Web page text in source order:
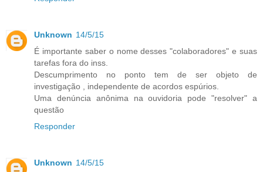
Unknown 14/5/15
É importante saber o nome desses "colaboradores" e suas
tarefas fora do inss.
Descumprimento no ponto tem de ser objeto de
investigação , independente de acordos espúrios.
Uma denúncia anônima na ouvidoria pode "resolver" a
questão
Responder
Unknown 14/5/15